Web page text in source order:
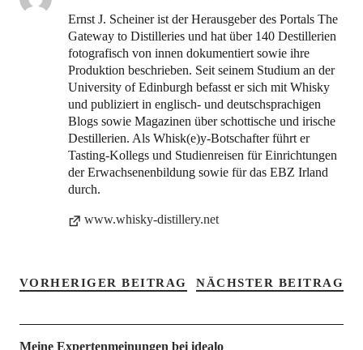
Ernst J. Scheiner ist der Herausgeber des Portals The
Gateway to Distilleries und hat über 140 Destillerien
fotografisch von innen dokumentiert sowie ihre
Produktion beschrieben. Seit seinem Studium an der
University of Edinburgh befasst er sich mit Whisky
und publiziert in englisch- und deutschsprachigen
Blogs sowie Magazinen über schottische und irische
Destillerien. Als Whisk(e)y-Botschafter führt er
Tasting-Kollegs und Studienreisen für Einrichtungen
der Erwachsenenbildung sowie für das EBZ Irland
durch.
www.whisky-distillery.net
VORHERIGER BEITRAG NÄCHSTER BEITRAG
Meine Expertenmeinungen bei idealo